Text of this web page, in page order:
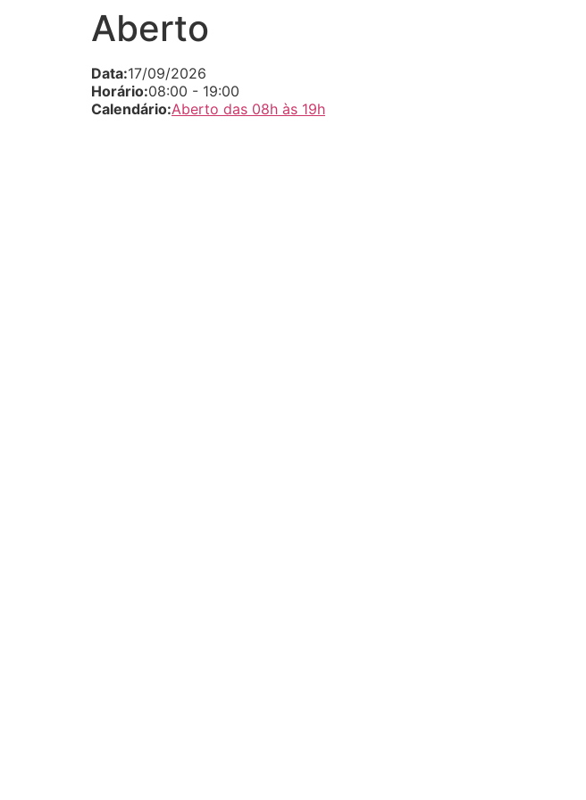
Aberto
Data:17/09/2026
Horário:08:00 - 19:00
Calendário:Aberto das 08h às 19h